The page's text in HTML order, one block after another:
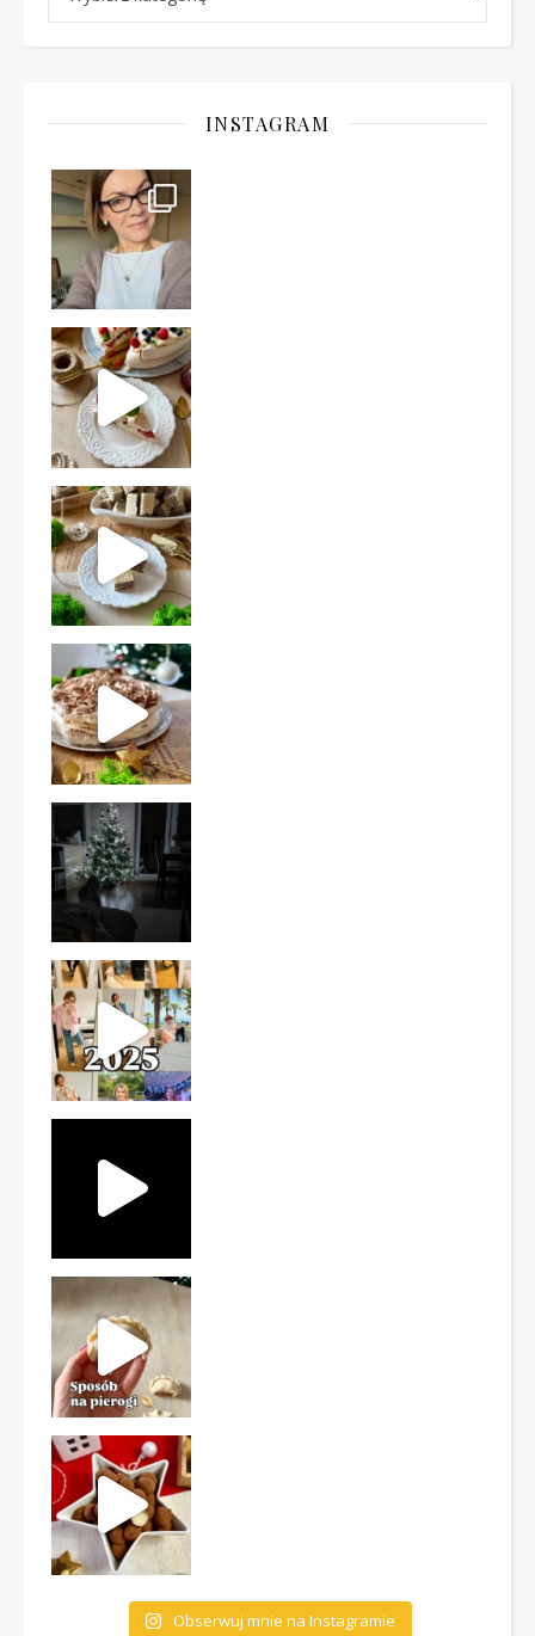
INSTAGRAM
Ten deser to prawdziwy HIT PRL-u! Wafle przełożo
Obserwuj mnie na Instagramie